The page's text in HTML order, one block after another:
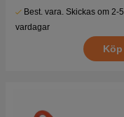
Best. vara. Skickas om 2-5
vardagar
Köp